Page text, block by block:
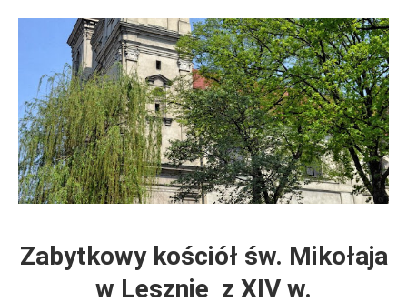
Zabytkowy kościół św. Mikołaja
w Lesznie z XIV w.